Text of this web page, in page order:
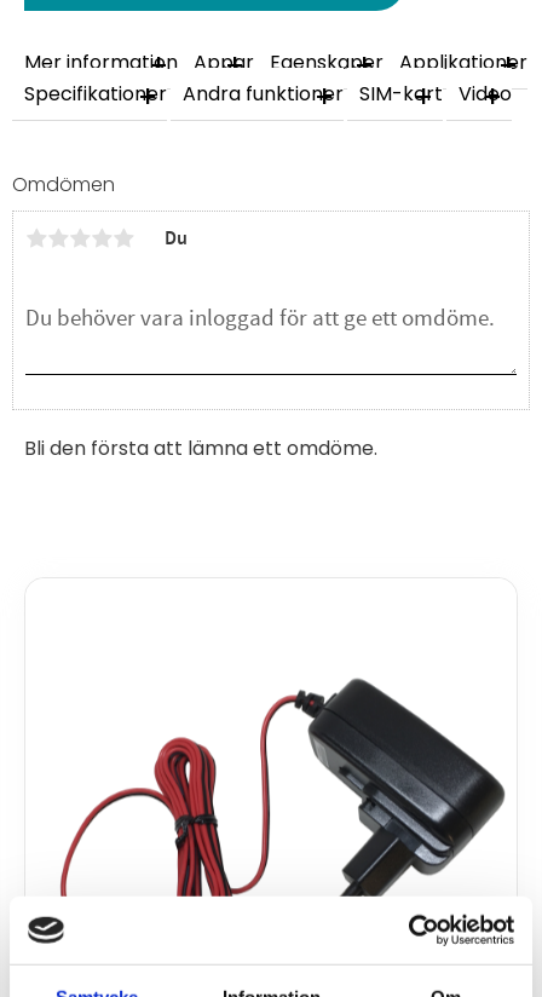
Mer information Appar Egenskaper
Applikationer
Specifikationer Andra funktioner SIM-kort Video
Omdömen
Du
Bli den första att lämna ett omdöme.